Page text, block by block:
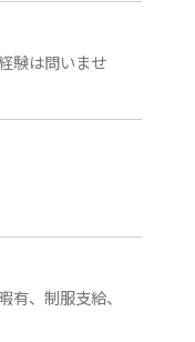
験は問いませ
、制服支給、